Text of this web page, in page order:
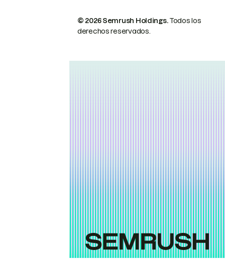
© 2026 Semrush Holdings.Todos los
derechos reservados.